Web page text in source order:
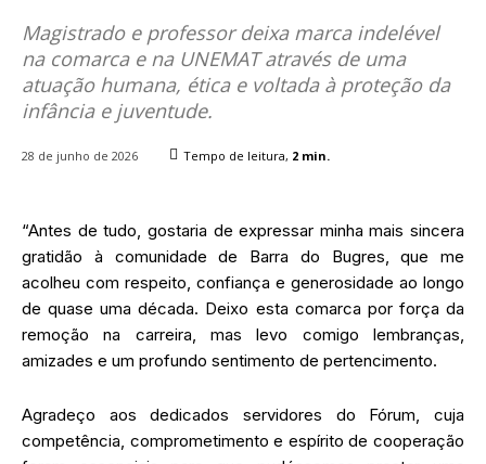
Magistrado e professor deixa marca indelével
na comarca e na UNEMAT através de uma
atuação humana, ética e voltada à proteção da
infância e juventude.
28 de junho de 2026 Tempo de leitura, 2 min.
“Antes de tudo, gostaria de expressar minha mais sincera
gratidão à comunidade de Barra do Bugres, que me
acolheu com respeito, confiança e generosidade ao longo
de quase uma década. Deixo esta comarca por força da
remoção na carreira, mas levo comigo lembranças,
amizades e um profundo sentimento de pertencimento.
Agradeço aos dedicados servidores do Fórum, cuja
competência, comprometimento e espírito de cooperação